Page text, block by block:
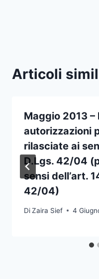
Articoli
Maggio 2013 –
autorizzazioni
rilasciate ai
D.Lgs. 42/04
sensi dell’art.
42/04)
DiZaira Sief 4